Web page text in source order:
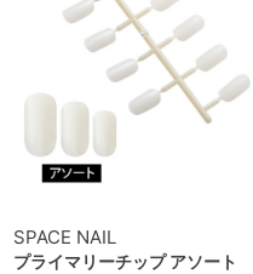
SPACE NAIL
プライマリーチップ アソート